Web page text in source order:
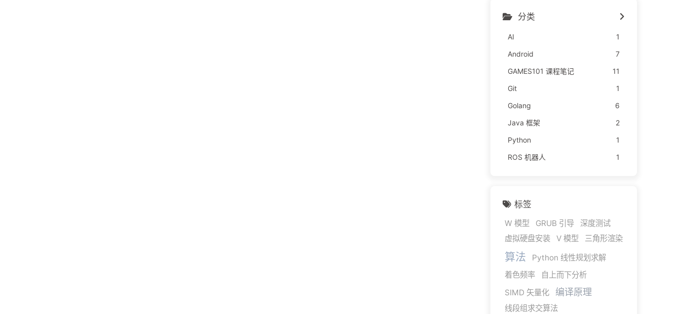
分类
AI
1
Android
7
GAMES101 课程笔记
11
Git
1
Golang
6
Java 框架
2
Python
1
ROS 机器人
1
标签
W 模型 GRUB 引导
深度测试
虚拟硬盘安装
V 模型 三角形渲染
算法
Python 线性规划求解
着色频率
自上而下分析
SIMD 矢量化
编译原理
线段组求交算法